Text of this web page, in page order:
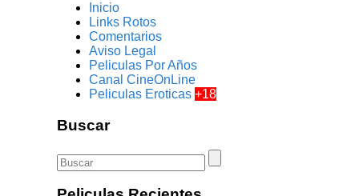
Inicio
Links Rotos
Comentarios
Aviso Legal
Peliculas Por Años
Canal CineOnLine
Peliculas Eroticas+18
Buscar